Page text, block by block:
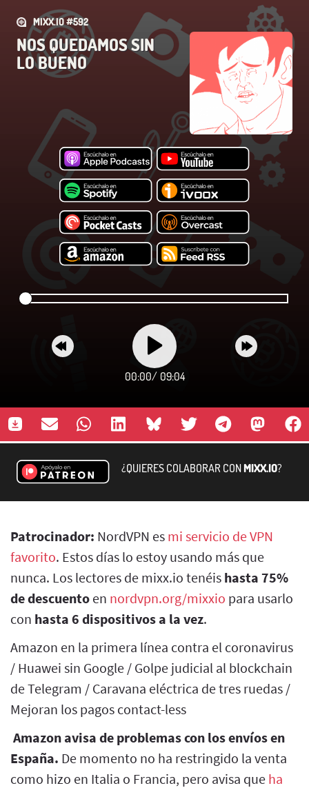
MIXX.IO #592
NOS QUEDAMOS SIN
LO BUENO
00:00/ 09:04
¿QUIERES COLABORAR CONMIXX.IO?
Patrocinador: NordVPN es mi servicio de VPN
favorito. Estos días lo estoy usando más que
nunca. Los lectores de mixx.io tenéis hasta 75%
de descuento en nordvpn.org/mixxio para usarlo
con hasta 6 dispositivos a la vez.
Amazon en la primera línea contra el coronavirus
/ Huawei sin Google / Golpe judicial al blockchain
de Telegram / Caravana eléctrica de tres ruedas /
Mejoran los pagos contact-less
Amazon avisa de problemas con los envíos en
España. De momento no ha restringido la venta
como hizo en Italia o Francia, pero avisa que ha